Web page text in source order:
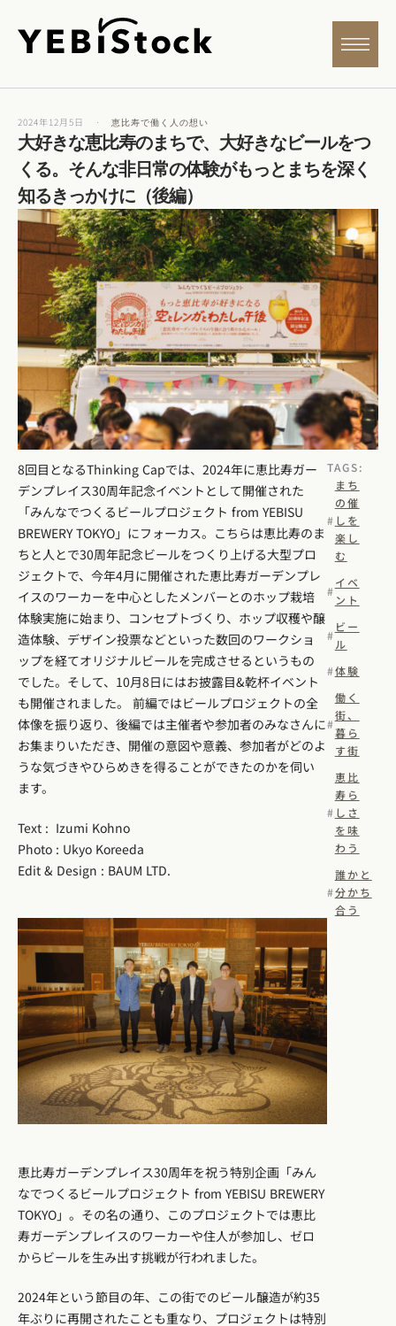
2024年12月5日 · 恵比寿で働く人の想い
大好きな恵比寿のまちで、大好きなビールをつ
くる。そんな非日常の体験がもっとまちを深く
知るきっかけに（後編）
8回目となるThinking Capでは、2024年に恵比寿ガー
デンプレイス30周年記念イベントとして開催された
「みんなでつくるビールプロジェクト from YEBISU
BREWERY TOKYO」にフォーカス。こちらは恵比寿のま
ちと人とで30周年記念ビールをつくり上げる大型プロ
ジェクトで、今年4月に開催された恵比寿ガーデンプレ
イスのワーカーを中心としたメンバーとのホップ栽培
体験実施に始まり、コンセプトづくり、ホップ収穫や醸
造体験、デザイン投票などといった数回のワークショ
ップを経てオリジナルビールを完成させるというもの
でした。そして、10月8日にはお披露目&乾杯イベント
も開催されました。 前編ではビールプロジェクトの全
体像を振り返り、後編では主催者や参加者のみなさんに
お集まりいただき、開催の意図や意義、参加者がどのよ
うな気づきやひらめきを得ることができたのかを伺い
ます。
Text : Izumi Kohno
Photo : Ukyo Koreeda
Edit & Design : BAUM LTD.
恵比寿ガーデンプレイス30周年を祝う特別企画「みん
なでつくるビールプロジェクト from YEBISU BREWERY
TOKYO」。その名の通り、このプロジェクトでは恵比
寿ガーデンプレイスのワーカーや住人が参加し、ゼロ
からビールを生み出す挑戦が行われました。
2024年という節目の年、この街でのビール醸造が約35
年ぶりに再開されたことも重なり、プロジェクトは特別
TAGS:
まち
の催
しを
楽し
む
イベ
ント
ビー
ル
体験
働く
街、
暮ら
す街
恵比
寿ら
しさ
を味
わう
誰かと
分かち
合う